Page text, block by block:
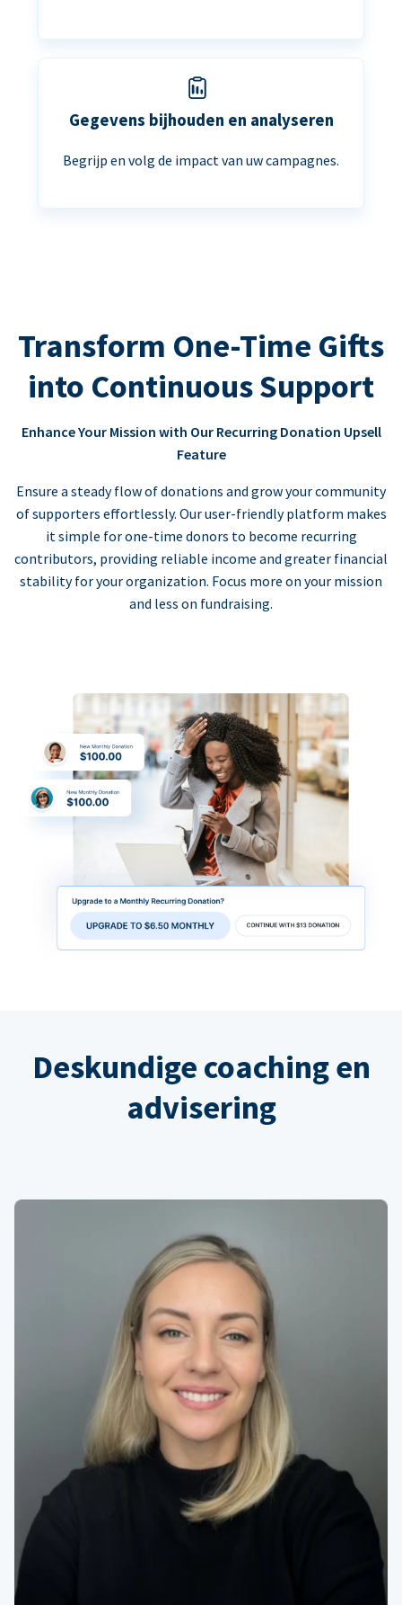
Gegevens bijhouden en analyseren
Begrijp en volg de impact van uw campagnes.
Transform One-Time Gifts
into Continuous Support
Enhance Your Mission with Our Recurring Donation Upsell
Feature
Ensure a steady flow of donations and grow your community
of supporters effortlessly. Our user-friendly platform makes
it simple for one-time donors to become recurring
contributors, providing reliable income and greater financial
stability for your organization. Focus more on your mission
and less on fundraising.
Deskundige coaching en
advisering